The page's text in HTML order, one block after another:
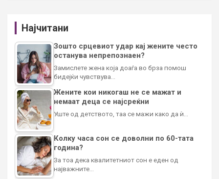
Најчитани
Зошто срцевиот удар кај жените често
останува непрепознаен?
Замислете жена која доаѓа во брза помош
бидејќи чувствува…
Жените кои никогаш не се мажат и
немаат деца се најсреќни
Уште од детството, таа се мажи како да ѝ…
Колку часа сон се доволни по 60-тата
година?
За тоа дека квалитетниот сон е еден од
најважните…